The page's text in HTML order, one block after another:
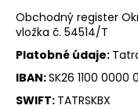
Obchodný register
vložka č. 54514/T
Platobné údaje:
IBAN:SK26 1100 0000
SWIFT: TATRSKBX
u
j
e
t
e